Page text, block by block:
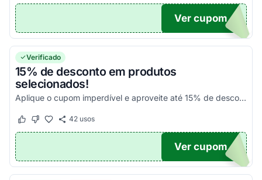
DO10
Ver cupom
Verificado
15% de desconto em produtos
selecionados!
Aplique o cupom imperdível e aproveite até 15% de desconto em produtos selecionados. Corra, é por tempo limitado!
Este cupom funcionou
Este cupom não funcionou
42usos
15
Ver cupom